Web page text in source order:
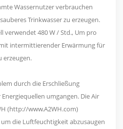
Wassernutzer verbrauchen
Trinkwasser zu erzeugen.
verwendet 480 W / Std., Um pro
intermittierender Erwärmung für
erzeugen.
durch die Erschließung
umgangen. Die Air
(http://www.A2WH.com)
die Luftfeuchtigkeit abzusaugen